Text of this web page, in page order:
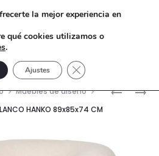
BUTACA
SILLON
Muebles de diseño
HANKO 89x85x74 CM
la mejor experiencia en
qué cookies utilizamos o
.
Ajustes Cerrar el banner de